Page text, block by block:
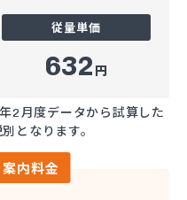
従量単価
632 円
2月度データから試算した
となります。
内料金